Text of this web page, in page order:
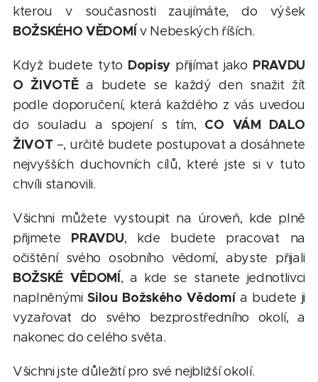
kterou v současnosti zaujímáte, do výšek
BOŽSKÉHO VĚDOMÍ v Nebeských říších.
Když budete tyto Dopisy přijímat jako PRAVDU
O ŽIVOTĚa budete se každý den snažit žít
podle doporučení, která každého z vás uvedou
do souladu a spojení s tím, CO VÁM DALO
ŽIVOT –, určitě budete postupovat a dosáhnete
nejvyšších duchovních cílů, které jste si v tuto
chvíli stanovili.
Všichni můžete vystoupit na úroveň, kde plně
přijmete PRAVDU, kde budete pracovat na
očištění svého osobního vědomí, abyste přijali
BOŽSKÉ VĚDOMÍ, a kde se stanete jednotlivci
naplněnýmiSilou Božského Vědomía budete ji
vyzařovat do svého bezprostředního okolí, a
nakonec do celého světa.
Všichni jste důležití pro své nejbližší okolí.